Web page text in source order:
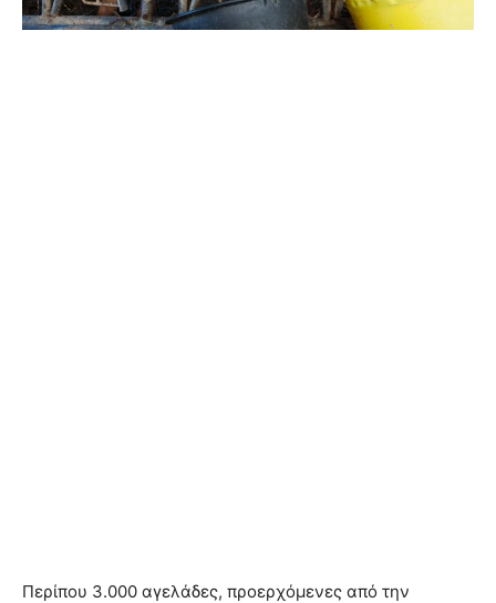
Περίπου 3.000 αγελάδες, προερχόμενες από την